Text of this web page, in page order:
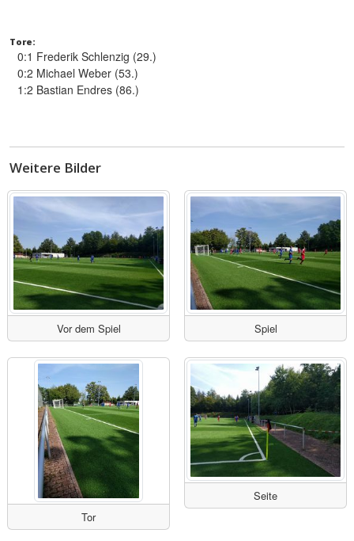
Tore:
0:1 Frederik Schlenzig (29.)
0:2 Michael Weber (53.)
1:2 Bastian Endres (86.)
Weitere Bilder
Vor dem Spiel Spiel
Tor
Seite